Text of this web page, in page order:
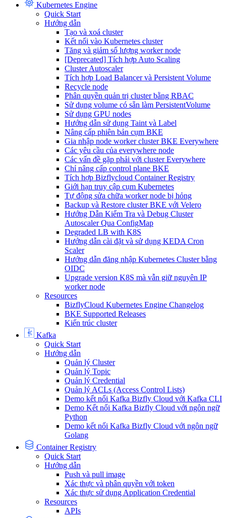
Kubernetes Engine
Quick Start
Hướng dẫn
Tạo và xoá cluster
Kết nối vào Kubernetes cluster
Tăng và giảm số lượng worker node
[Deprecated] Tích hợp Auto Scaling
Cluster Autoscaler
Tích hợp Load Balancer và Persistent Volume
Recycle node
Phân quyền quản trị cluster bằng RBAC
Sử dụng volume có sẵn làm PersistentVolume
Sử dụng GPU nodes
Hướng dẫn sử dụng Taint và Label
Nâng cấp phiên bản cụm BKE
Gia nhập node worker cluster BKE Everywhere
Các yêu cầu của everywhere node
Các vấn đề gặp phải với cluster Everywhere
Chỉ nâng cấp control plane BKE
Tích hợp Bizflycloud Container Registry
Giới hạn truy cập cụm Kubernetes
Tự động sửa chữa worker node bị hỏng
Backup và Restore cluster BKE với Velero
Hướng Dẫn Kiểm Tra và Debug Cluster
Autoscaler Qua ConfigMap
Degraded LB with K8S
Hướng dẫn cài đặt và sử dụng KEDA Cron
Scaler
Hướng dẫn đăng nhập Kubernetes Cluster bằng
OIDC
Upgrade version K8S mà vẫn giữ nguyên IP
worker node
Resources
BizflyCloud Kubernetes Engine Changelog
BKE Supported Releases
Kiến trúc cluster
Kafka
Quick Start
Hướng dẫn
Quản lý Cluster
Quản lý Topic
Quản lý Credential
Quản lý ACLs (Access Control Lists)
Demo kết nối Kafka Bizfly Cloud với Kafka CLI
Demo Kết nối Kafka Bizfly Cloud với ngôn ngữ
Python
Demo kết nối Kafka Bizfly Cloud với ngôn ngữ
Golang
Container Registry
Quick Start
Hướng dẫn
Push và pull image
Xác thực và phân quyền với token
Xác thực sử dụng Application Credential
Resources
APIs